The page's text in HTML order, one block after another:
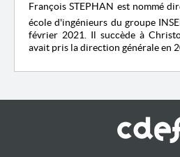
François STEPHAN est nommé
école d'ingénieurs du groupe
février 2021. Il succède à
avait pris la direction générale en